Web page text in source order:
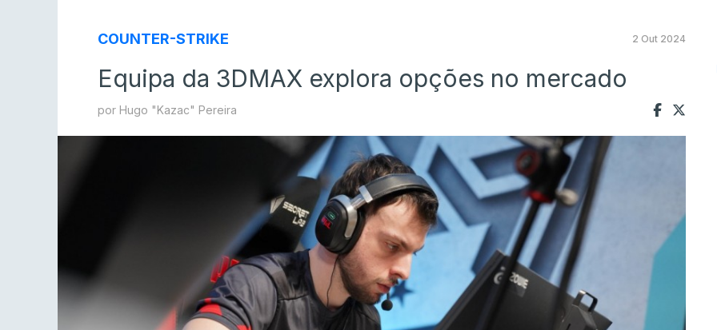
COUNTER-STRIKE 2 Out 2024
Equipa da 3DMAX explora opções no mercado
por Hugo "Kazac" Pereira